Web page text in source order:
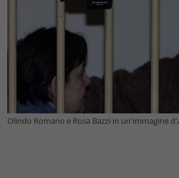
Olindo Romano e Rosa Bazzi in un'immagine